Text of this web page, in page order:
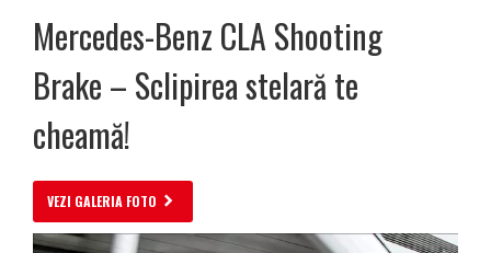
Mercedes-Benz CLA Shooting
Brake – Sclipirea stelară te
cheamă!
VEZI GALERIA FOTO